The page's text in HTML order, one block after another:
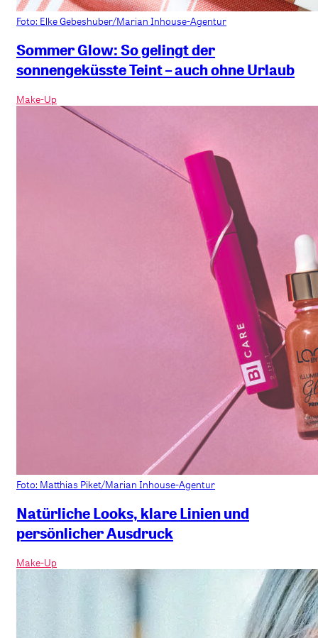
Foto: Elke Gebeshuber/Marian Inhouse-Agentur
Sommer Glow: So gelingt der
sonnengeküsste Teint – auch ohne Urlaub
Make-Up
Foto: Matthias Piket/Marian Inhouse-Agentur
Natürliche Looks, klare Linien und
persönlicher Ausdruck
Make-Up